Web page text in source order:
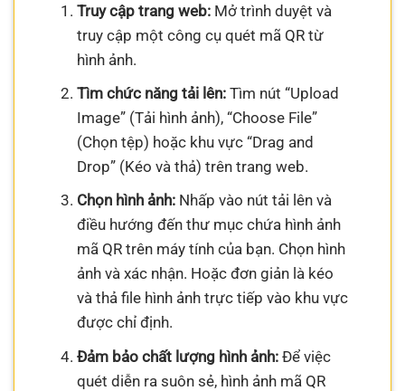
Truy cập trang web:Mở trình duyệt và
truy cập một công cụ quét mã QR từ
hình ảnh.
Tìm chức năng tải lên:Tìm nút “Upload
Image” (Tải hình ảnh), “Choose File”
(Chọn tệp) hoặc khu vực “Drag and
Drop” (Kéo và thả) trên trang web.
Chọn hình ảnh:Nhấp vào nút tải lên và
điều hướng đến thư mục chứa hình ảnh
mã QR trên máy tính của bạn. Chọn hình
ảnh và xác nhận. Hoặc đơn giản là kéo
và thả file hình ảnh trực tiếp vào khu vực
được chỉ định.
Đảm bảo chất lượng hình ảnh:Để việc
quét diễn ra suôn sẻ, hình ảnh mã QR